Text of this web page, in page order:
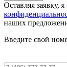
Оставляя заявку,
наших
Введите свой